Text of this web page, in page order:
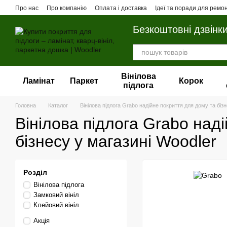
Перейти до основного контенту
Про нас Про компанію Оплата і доставка Ідеї та поради для
Безкоштовні дзвінки
Ламінат Паркет
Вінілова
пiдлога
Корок
Головна Каталог Вінілова підлога Grabo надійне покриття для дому та
Вінілова підлога Grabo
бізнесу у магазині Woodler
Розділ
Вінілова пiдлога
Замковий вініл
Клейовий вініл
Акція